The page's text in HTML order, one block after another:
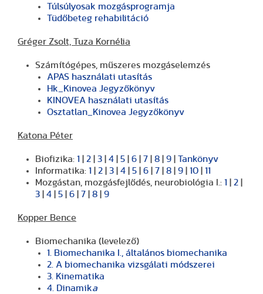
Túlsúlyosak mozgásprogramja
Tüdőbeteg rehabilitáció
Gréger Zsolt, Tuza Kornélia
Számítógépes, műszeres mozgáselemzés
APAS használati utasítás
Hk_Kinovea Jegyzőkönyv
KINOVEA használati utasítás
Osztatlan_Kinovea Jegyzőkönyv
Katona Péter
Biofizika: 1 | 2 | 3 | 4 | 5 | 6 | 7 | 8 | 9 | Tankönyv
Informatika: 1 | 2 | 3 | 4 | 5 | 6 | 7 | 8 | 9 | 10 | 11
Mozgástan, mozgásfejlődés, neurobiológia I.: 1 | 2 |
3 | 4 | 5 | 6 | 7 | 8 | 9
Kopper Bence
Biomechanika (levelező)
1. Biomechanika I., általános biomechanika
2. A biomechanika vizsgálati módszerei
3. Kinematika
4. Dinamika